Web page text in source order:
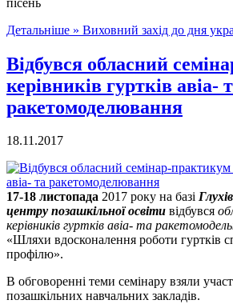
Детальніше » Виховний захід до дня
Відбувся обласний
керівників гуртків авіа-
ракетомоделювання
18.11.2017
17-18 листопада 2017 року на базі
центру позашкільної освіти відбувся
керівників гуртків авіа- та
«Шляхи вдосконалення роботи гуртків
профілю».
В обговоренні теми семінару взяли
позашкільних навчальних закладів.